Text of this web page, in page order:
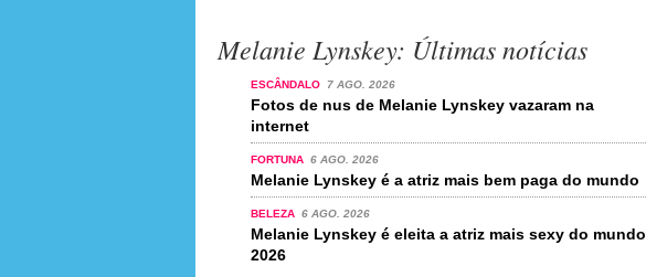
Melanie Lynskey: Últimas notícias
ESCÂNDALO 7 AGO. 2026
Fotos de nus de Melanie Lynskey vazaram na
internet
FORTUNA 6 AGO. 2026
Melanie Lynskey é a atriz mais bem paga do mundo
BELEZA 6 AGO. 2026
Melanie Lynskey é eleita a atriz mais sexy do mundo
2026